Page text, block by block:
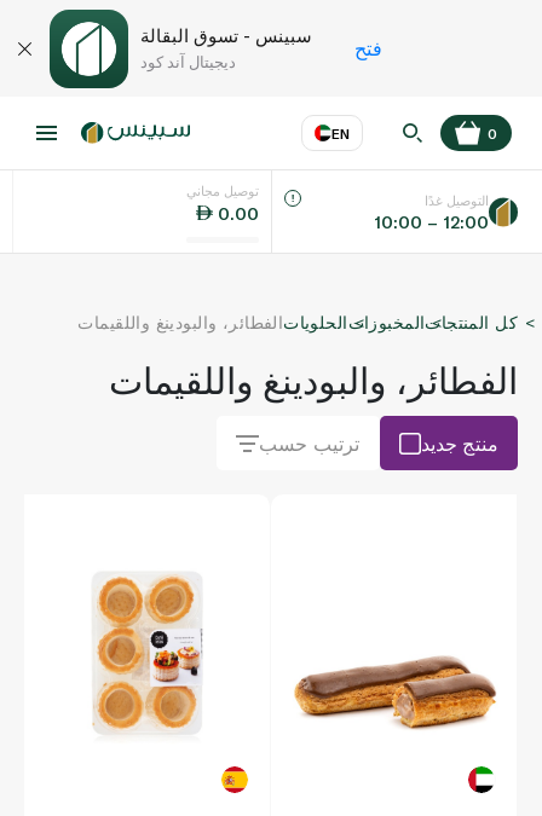
سبينس - تسوق البقالة
ديجيتال آند كود
فتح
EN
اللغة عر
KSA
0
توصيل مجاني
0.00
التوصيل غدًا
10:00 – 12:00
كل المنتجاتالمخبوزاتالحلوياتالفطائر، والبودينغ واللقيمات
الفطائر، والبودينغ واللقيمات
منتج جديد ترتيب حسب